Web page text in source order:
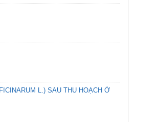
L.) SAU THU HOẠCH Ở